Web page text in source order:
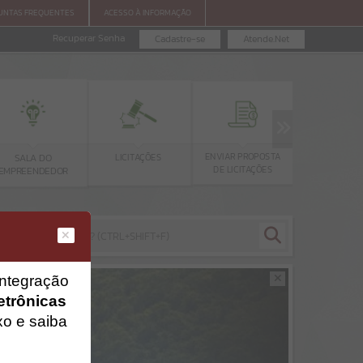
FREQUENTES ACESSO À INFORMAÇÃO
Atende.Net
Cadastre-se
Recuperar Senha
SALA DO
EMPREENDEDOR
LICITAÇÕES
ENVIAR PROPOSTA
DE LICITAÇÕES
e saiba